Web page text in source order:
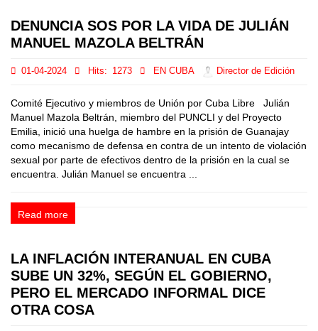
DENUNCIA SOS POR LA VIDA DE JULIÁN
MANUEL MAZOLA BELTRÁN
01-04-2024 Hits: 1273 EN CUBA Director de Edición
Comité Ejecutivo y miembros de Unión por Cuba Libre Julián
Manuel Mazola Beltrán, miembro del PUNCLI y del Proyecto
Emilia, inició una huelga de hambre en la prisión de Guanajay
como mecanismo de defensa en contra de un intento de violación
sexual por parte de efectivos dentro de la prisión en la cual se
encuentra. Julián Manuel se encuentra ...
Read more
LA INFLACIÓN INTERANUAL EN CUBA
SUBE UN 32%, SEGÚN EL GOBIERNO,
PERO EL MERCADO INFORMAL DICE
OTRA COSA